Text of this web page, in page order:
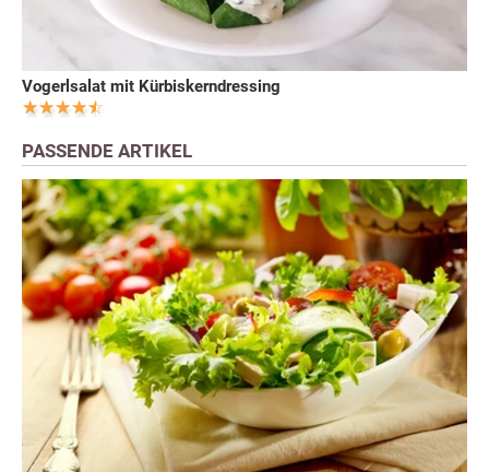
Vogerlsalat mit Kürbiskerndressing
PASSENDE ARTIKEL